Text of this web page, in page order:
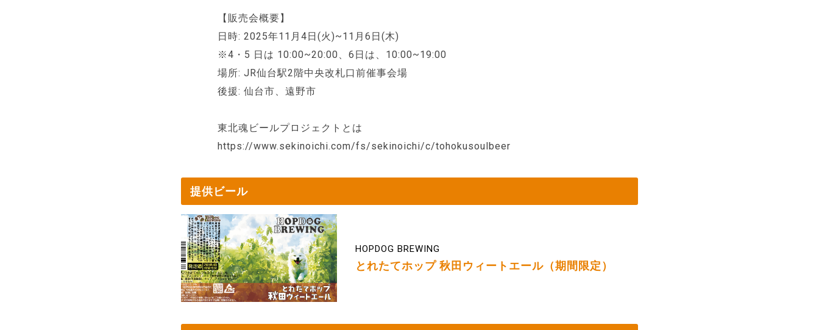
【販売会概要】
日時: 2025年11月4日(火)~11月6日(木)
※4・5 日は 10:00~20:00、6日は、10:00~19:00
場所: JR仙台駅2階中央改札口前催事会場
後援: 仙台市、遠野市
東北魂ビールプロジェクトとは
https://www.sekinoichi.com/fs/sekinoichi/c/tohokusoulbeer
提供ビール
HOPDOG BREWING
とれたてホップ 秋田ウィートエール （期間限定）